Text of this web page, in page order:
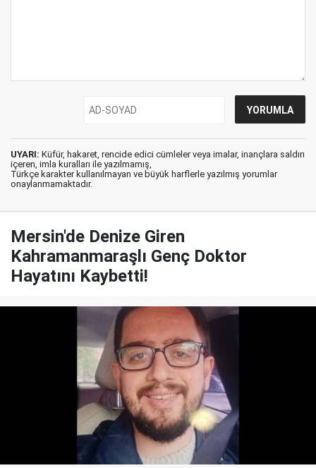
UYARI: Küfür, hakaret, rencide edici cümleler veya imalar, inançlara saldırı
içeren, imla kuralları ile yazılmamış,
Türkçe karakter kullanılmayan ve büyük harflerle yazılmış yorumlar
onaylanmamaktadır.
Mersin'de Denize Giren
Kahramanmaraşlı Genç Doktor
Hayatını Kaybetti!